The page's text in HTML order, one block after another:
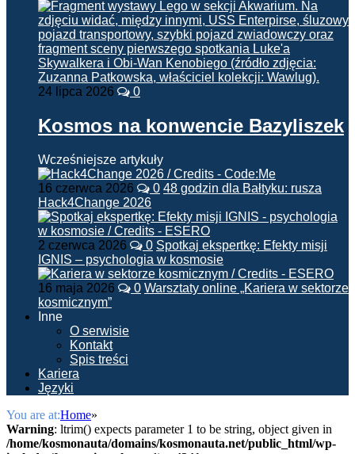
24 lipca 2026 0
Kosmos na konwencie Bazyliszek
Wcześniejsze artykuły
16 czerwca 2026 0 48 godzin dla Bałtyku: rusza
Hack4Change 2026
2 czerwca 2026 0 Spotkaj ekspertkę: Efekty misji
IGNIS – psychologia w kosmosie
16 maja 2026 0 Warsztaty online „Kariera w sektorze
kosmicznym”
Inne
O serwisie
Kontakt
Spis treści
Kariera
Języki
You are at:Home»
Warning: ltrim() expects parameter 1 to be string, object given in
/home/kosmonauta/domains/kosmonauta.net/public_html/wp-